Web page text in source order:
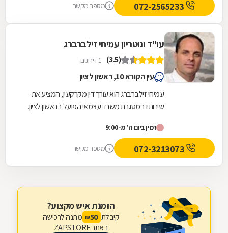
מספר מקשר
עו"ד ונוטריון עמיחי זילברברג
(3.5) 1 דירוגים
עין הקורא 10, ראשון לציון
עמיחי זילברברג הוא עורך דין מקרקעין, המציע את
שירותיו במסגרת משרד עצמאי הפועל בראשון לציון.
בכל...זמין ביום ה' מ-9:00
מספר מקשר
הזמנת איש מקצוע?
קיבלת 50
₪ מתנה לרכישה
באתר ZAPSTORE